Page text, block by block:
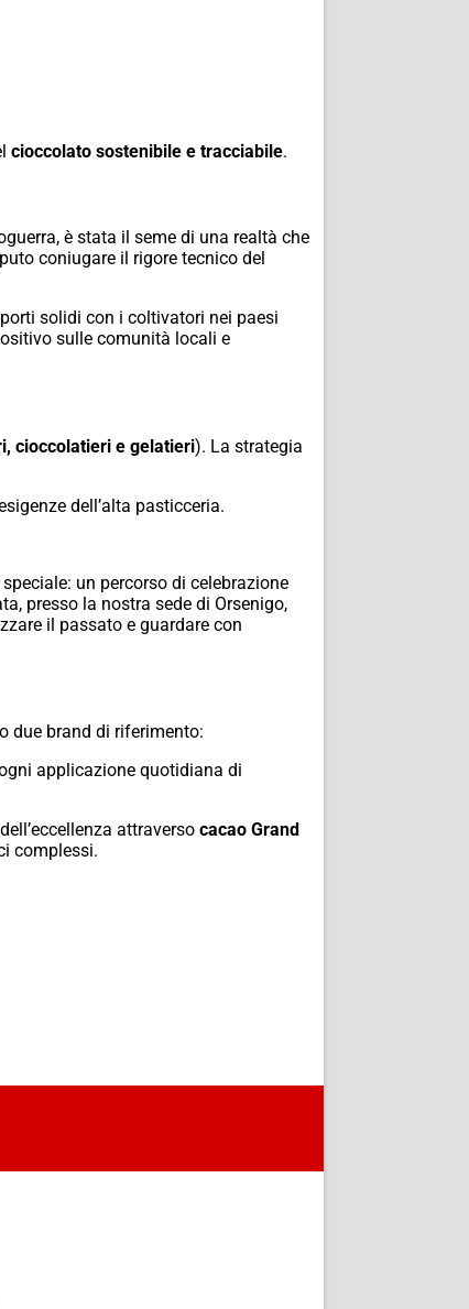
cioccolato sostenibile e tracciabile.
è stata il seme di una realtà che
coniugare il rigore tecnico del
solidi con i coltivatori nei paesi
sulle comunità locali e
cioccolatieri e gelatieri). La strategia
dell’alta pasticceria.
un percorso di celebrazione
presso la nostra sede di Orsenigo,
il passato e guardare con
due brand di riferimento:
applicazione quotidiana di
attraverso cacao Grand
complessi.